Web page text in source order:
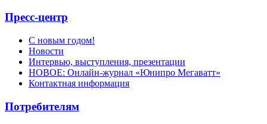
Пресс-центр
С новым годом!
Новости
Интервью, выступления, презентации
НОВОЕ: Онлайн-журнал «Юнипро Мегаватт»
Контактная информация
Потребителям